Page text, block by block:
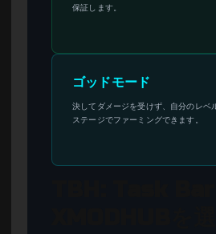
保証します。
ゴッドモード
決してダメージを受けず、自分のレベ
ステージでファーミングできます。